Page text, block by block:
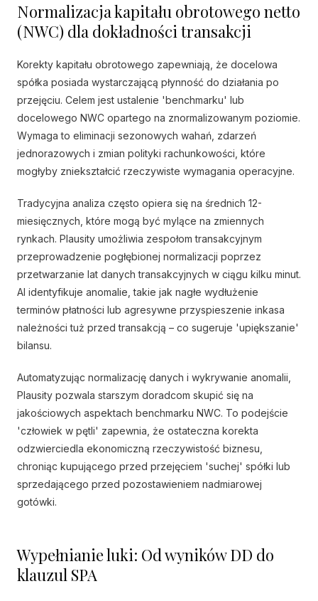
Normalizacja kapitału obrotowego netto
(NWC) dla dokładności transakcji
Korekty kapitału obrotowego zapewniają, że docelowa
spółka posiada wystarczającą płynność do działania po
przejęciu. Celem jest ustalenie 'benchmarku' lub
docelowego NWC opartego na znormalizowanym poziomie.
Wymaga to eliminacji sezonowych wahań, zdarzeń
jednorazowych i zmian polityki rachunkowości, które
mogłyby zniekształcić rzeczywiste wymagania operacyjne.
Tradycyjna analiza często opiera się na średnich 12-
miesięcznych, które mogą być mylące na zmiennych
rynkach. Plausity umożliwia zespołom transakcyjnym
przeprowadzenie pogłębionej normalizacji poprzez
przetwarzanie lat danych transakcyjnych w ciągu kilku minut.
AI identyfikuje anomalie, takie jak nagłe wydłużenie
terminów płatności lub agresywne przyspieszenie inkasa
należności tuż przed transakcją – co sugeruje 'upiększanie'
bilansu.
Automatyzując normalizację danych i wykrywanie anomalii,
Plausity pozwala starszym doradcom skupić się na
jakościowych aspektach benchmarku NWC. To podejście
'człowiek w pętli' zapewnia, że ostateczna korekta
odzwierciedla ekonomiczną rzeczywistość biznesu,
chroniąc kupującego przed przejęciem 'suchej' spółki lub
sprzedającego przed pozostawieniem nadmiarowej
gotówki.
Wypełnianie luki: Od wyników DD do
klauzul SPA